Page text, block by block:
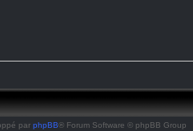
par phpBB® Forum Software © phpBB Group